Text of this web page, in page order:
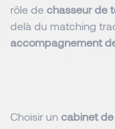
rôle de chasseur de
delà du matching
accompagnement
Choisir un cabinet